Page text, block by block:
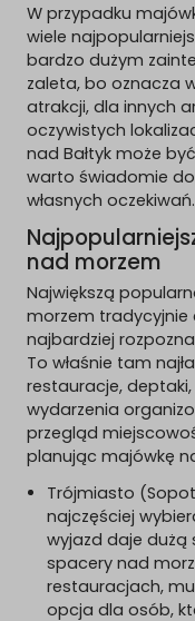
W przypadku
wiele
bardzo dużym
zaleta, bo oznacza
atrakcji, dla innych
oczywistych
nad Bałtyk może
warto świadomie
własnych oczekiwań.
nad morzem
Największą
morzem tradycyjnie
najbardziej
To właśnie tam
restauracje,
wydarzenia
przegląd
planując majówkę
Trójmiasto
najczęściej
wyjazd daje dużą
spacery nad
restauracjach,
opcja dla osób,